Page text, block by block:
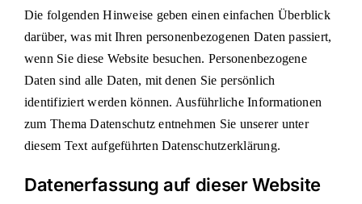
Die folgenden Hinweise geben einen einfachen Überblick
darüber, was mit Ihren personenbezogenen Daten passiert,
wenn Sie diese Website besuchen. Personenbezogene
Daten sind alle Daten, mit denen Sie persönlich
identifiziert werden können. Ausführliche Informationen
zum Thema Datenschutz entnehmen Sie unserer unter
diesem Text aufgeführten Datenschutzerklärung.
Datenerfassung auf dieser Website